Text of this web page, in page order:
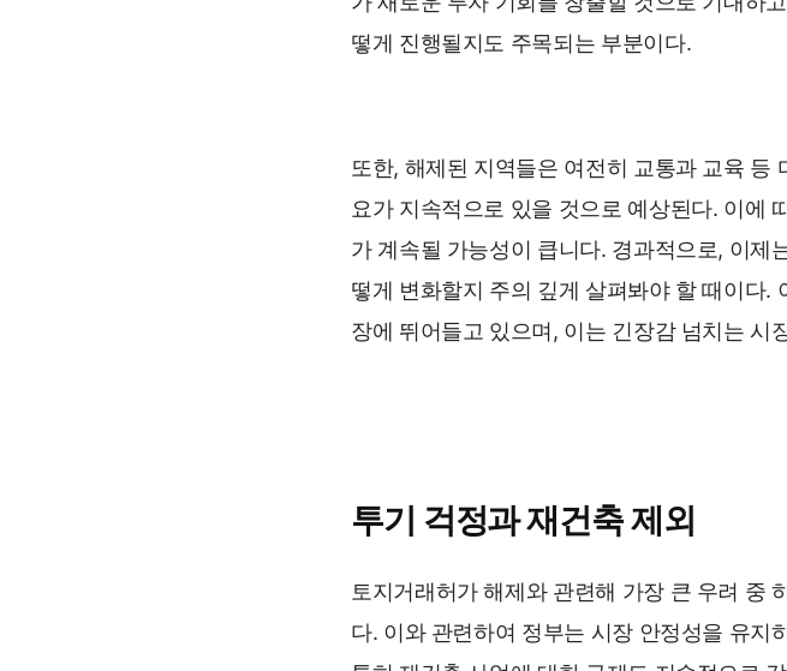
떻게 진행될지도 주목되는 부분이다.
또한, 해제된 지역들은 여전히 교통과 교육 등
요가 지속적으로 있을 것으로 예상된다. 이에
가 계속될 가능성이 큽니다. 경과적으로, 이제
떻게 변화할지 주의 깊게 살펴봐야 할 때이다.
장에 뛰어들고 있으며, 이는 긴장감 넘치는 시
투기 걱정과 재건축 제외
토지거래허가 해제와 관련해 가장 큰 우려 중
다. 이와 관련하여 정부는 시장 안정성을 유지